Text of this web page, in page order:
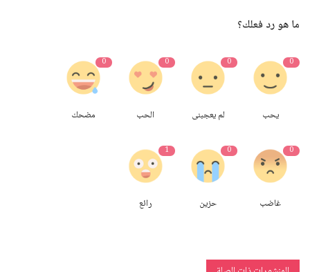
ما هو رد فعلك؟
0
يحب
0
لم يعجبنى
0
الحب
0
مضحك
0
غاضب
0
حزين
1
رائع